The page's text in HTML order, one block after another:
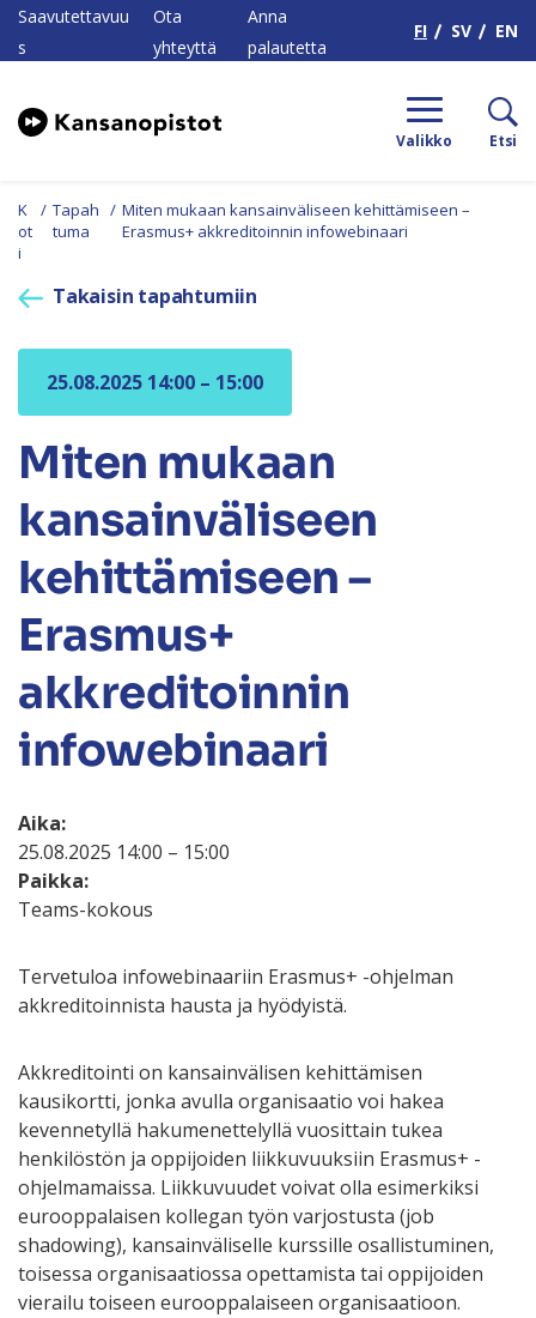
Saavutettavuu
s
Ota
yhteyttä
Anna
palautetta
FI SV EN
Valikko Etsi
K
ot
i
/ Tapah
tuma
/ Miten mukaan kansainväliseen kehittämiseen –
Erasmus+ akkreditoinnin infowebinaari
Takaisin tapahtumiin
25.08.2025 14:00 – 15:00
Miten mukaan
kansainväliseen
kehittämiseen –
Erasmus+
akkreditoinnin
infowebinaari
Aika:
25.08.2025 14:00 – 15:00
Paikka:
Teams-kokous
Tervetuloa infowebinaariin Erasmus+ -ohjelman
akkreditoinnista hausta ja hyödyistä.
Akkreditointi on kansainvälisen kehittämisen
kausikortti, jonka avulla organisaatio voi hakea
kevennetyllä hakumenettelyllä vuosittain tukea
henkilöstön ja oppijoiden liikkuvuuksiin Erasmus+ -
ohjelmamaissa. Liikkuvuudet voivat olla esimerkiksi
eurooppalaisen kollegan työn varjostusta (job
shadowing), kansainväliselle kurssille osallistuminen,
toisessa organisaatiossa opettamista tai oppijoiden
vierailu toiseen eurooppalaiseen organisaatioon.